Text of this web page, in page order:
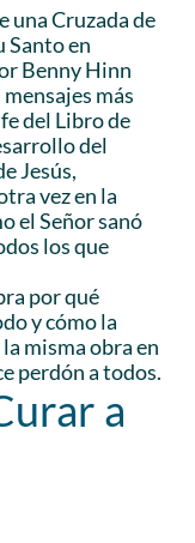
una Cruzada de
Santo en
Benny Hinn
más
del Libro de
del
Jesús,
vez en la
el Señor sanó
los que
por qué
y cómo la
misma obra en
perdón a todos.
a